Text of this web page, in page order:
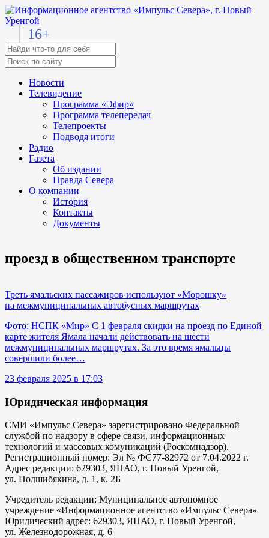
16+
Новости
Телевидение
Программа «Эфир»
Программа телепередач
Телепроекты
Подводя итоги
Радио
Газета
Об издании
Правда Севера
О компании
История
Контакты
Документы
проезд в общественном транспорте
Треть ямальских пассажиров используют «Морошку»
на межмуниципальных автобусных маршрутах
Фото: НСПК «Мир» С 1 февраля скидки на проезд по Единой
карте жителя Ямала начали действовать на шести
межмуниципальных маршрутах. За это время ямальцы
совершили более…
23 февраля 2025 в 17:03
Юридическая информация
СМИ «Импульс Севера» зарегистрировано Федеральной
службой по надзору в сфере связи, информационных
технологий и массовых комуникаций (Роскомнадзор).
Регистрационный номер: Эл № ФС77-82972 от 7.04.2022 г.
Адрес редакции: 629303, ЯНАО, г. Новый Уренгой,
ул. Подшибякина, д. 1, к. 2Б
Учредитель редакции: Муниципальное автономное
учреждение «Информационное агентство «Импульс Севера»
Юридический адрес: 629303, ЯНАО, г. Новый Уренгой,
ул. Железнодорожная, д. 6